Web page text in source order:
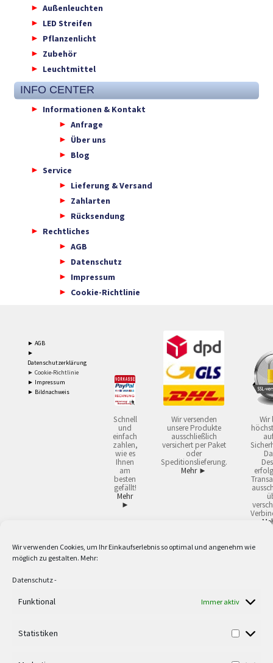
Wir verwenden Cookies, um Ihr Einkaufserlebnis so optimal und angenehm wie
möglich zu gestalten. Mehr:
Datenschutz-
Funktional Immer aktiv
Statistiken
Außenleuchten
LED Streifen
Pflanzenlicht
Zubehör
Leuchtmittel
INFO CENTER
Informationen & Kontakt
Anfrage
Über uns
Blog
Service
Lieferung & Versand
Zahlarten
Rücksendung
Rechtliches
AGB
Datenschutz
Impressum
Cookie-Richtlinie
► AGB
►
Datenschutzerklärung
► Cookie-Richtlinie
► Impressum
► Bildnachweis
Schnell
und
einfach
zahlen,
wie es
Ihnen
am
besten
gefällt!
Mehr
►
Wir versenden
unsere Produkte
ausschließlich
versichert per Paket
oder
Speditionslieferung.
Mehr ►
Wir
2 Lieferzeiten gelten mit Express-24.
Versandkostenfrei ab 59,90 € Nettowarenwert. Inseln ausgenommen. Unsere
Berufe zur Verwendung in der selbständigen, beruflichen oder gewerblichen
verwendeten Logos und Firmennamen sind Warenzeichen oder eingetragene